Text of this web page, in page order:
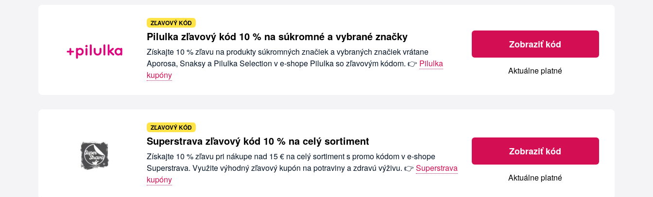
ZĽAVOVÝ KÓD
Pilulka zľavový kód 10 % na súkromné a vybrané značky
Získajte 10 % zľavu na produkty súkromných značiek a vybraných značiek vrátane
Aporosa, Snaksy a Pilulka Selection v e-shope Pilulka so zľavovým kódom. 👉 Pilulka
kupóny
Zobraziť kód
Aktuálne platné
ZĽAVOVÝ KÓD
Superstrava zľavový kód 10 % na celý sortiment
Získajte 10 % zľavu pri nákupe nad 15 € na celý sortiment s promo kódom v e-shope
Superstrava. Využite výhodný zľavový kupón na potraviny a zdravú výživu. 👉 Superstrava
kupóny
Zobraziť kód
Aktuálne platné